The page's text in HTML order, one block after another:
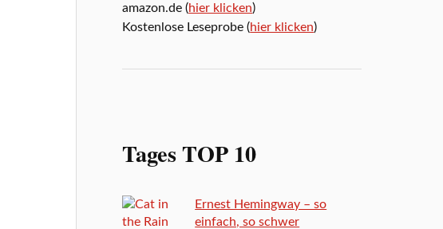
amazon.de (hier klicken)
Kostenlose Leseprobe (hier klicken)
Tages TOP 10
Ernest Hemingway – so
einfach, so schwer